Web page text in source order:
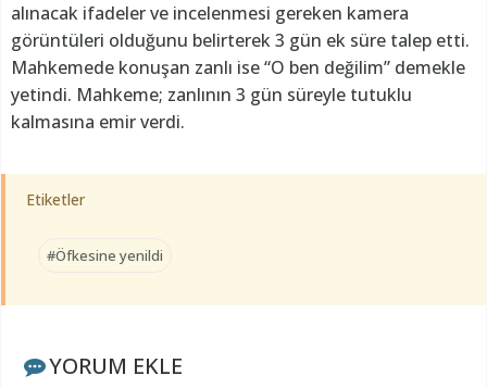
alınacak ifadeler ve incelenmesi gereken kamera
görüntüleri olduğunu belirterek 3 gün ek süre talep etti.
Mahkemede konuşan zanlı ise “O ben değilim” demekle
yetindi. Mahkeme; zanlının 3 gün süreyle tutuklu
kalmasına emir verdi.
Etiketler
#Öfkesine yenildi
YORUM EKLE